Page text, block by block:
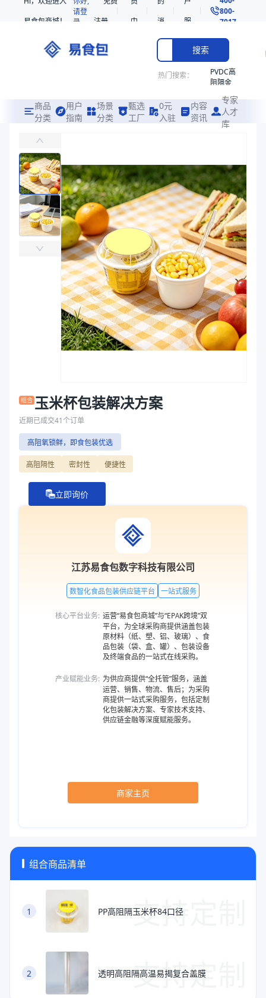
易食包商城！
请登
录
注册
中
消
息
服
务
800-
7017
搜索
热门搜索：
PVDC高
阻隔金
共挤热
收缩袋
收缩袋
221340
221360
烤箱袋
221330
SE53
热收缩
袋
拉伸膜
商品
分类
用户
指南
场景
分类
甄选
工厂
0元
入驻
内容
资讯
专家
人才
库
高阻氧锁鲜，即食包装优选
易食包（EPAK）专注于玉米杯包装解决方案包装，提供详尽的规格参
产品卖点：高阻隔性、密封性、便捷性
应用场景：高阻氧锁鲜，即食包装优选
价格：￥0.01
商品参数
玉米杯
组合 玉米杯包装解决方案
近期已成交41个订单
高阻氧锁鲜，即食包装优选
高阻隔性 密封性 便捷性
立即询价
江苏易食包数字科技有限公司
数智化食品包装供应链平台 一站式服务
核心平台业务: 运营“易食包商城”与“EPAK跨境”双
平台，为全球采购商提供涵盖包装
原材料（纸、塑、铝、玻璃）、食
品包装（袋、盒、罐）、包装设备
及终端食品的一站式在线采购。
产业赋能业务: 为供应商提供“全托管”服务，涵盖
运营、销售、物流、售后；为采购
商提供一站式采购服务，包括定制
化包装解决方案、专家技术支持、
供应链金融等深度赋能服务。
商家主页
组合商品清单
支持定制
1 PP高阻隔玉米杯84口径
支持定制
2 透明高阻隔高温易揭复合盖膜